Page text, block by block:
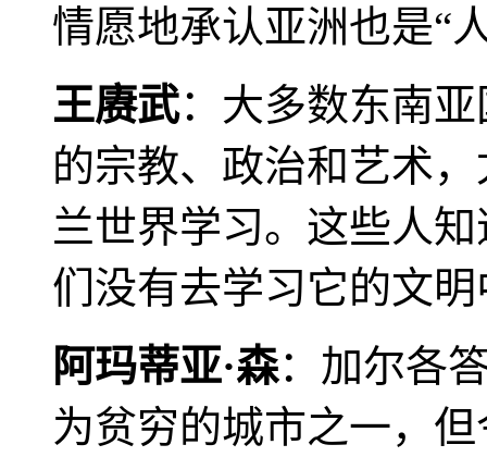
情愿地承认亚洲也是“
王赓武：大多数东南
的宗教、政治和艺术
兰世界学习。这些人
们没有去学习它的文
阿玛蒂亚·森：加尔各
为贫穷的城市之一，